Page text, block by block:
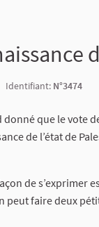
Identifiant: N°3474
que le vote
de l’état de
de s’exprimer
faire deux